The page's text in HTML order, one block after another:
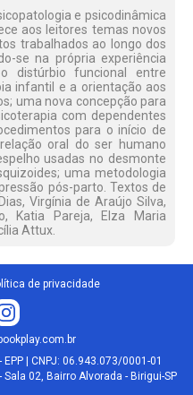
e psicodinâmica
aos leitores temas novos
trabalhados ao longo dos
se na própria experiência
distúrbio funcional entre
infantil e a orientação aos
uma nova concepção para
com dependentes
para o início de
oral do ser humano
usadas no desmonte
uma metodologia
pós-parto. Textos de
Virgínia de Araújo Silva,
Katia Pareja, Elza Maria
Attux.
de privacidade
bookplay.com.br
| CNPJ: 06.943.073/0001-01
02, Bairro Alvorada - Birigui-SP